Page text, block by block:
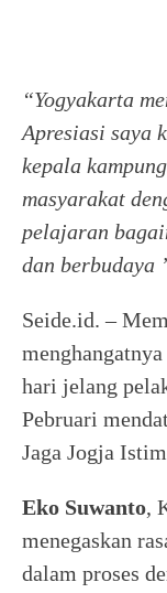
“Yogyakarta
Apresiasi saya
kepala
masyarakat
pelajaran
dan berbudaya
Seide.id. –
hari jelang
Pebruari
Jaga Jogja
Eko Suwanto,
menegaskan
dalam proses